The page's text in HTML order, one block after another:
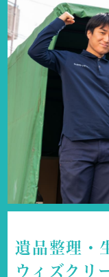
遺品整理・
ウィズクリ